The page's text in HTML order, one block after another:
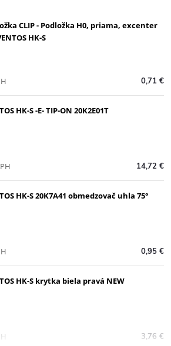
CLIP - Podložka H0, priama, excenter
HK-S
0,71 €
HK-S -E- TIP-ON 20K2E01T
14,72 €
HK-S 20K7A41 obmedzovač uhla 75°
0,95 €
HK-S krytka biela pravá NEW
3,76 €